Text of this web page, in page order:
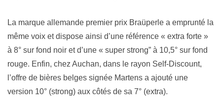
La marque allemande premier prix Braüperle a emprunté la
même voix et dispose ainsi d’une référence « extra forte »
à 8° sur fond noir et d’une « super strong” à 10,5° sur fond
rouge. Enfin, chez Auchan, dans le rayon Self-Discount,
l’offre de bières belges signée Martens a ajouté une
version 10° (strong) aux côtés de sa 7° (extra).